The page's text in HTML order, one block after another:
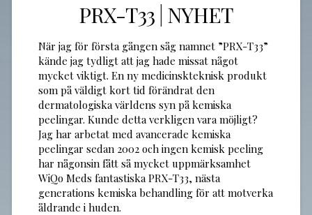
PRX-T33 | NYHET
När jag för första gången såg namnet ”PRX-T33”
kände jag tydligt att jag hade missat något
mycket viktigt. En ny medicinskteknisk produkt
som på väldigt kort tid förändrat den
dermatologiska världens syn på kemiska
peelingar. Kunde detta verkligen vara möjligt?
Jag har arbetat med avancerade kemiska
peelingar sedan 2002 och ingen kemisk peeling
har någonsin fått så mycket uppmärksamhet
WiQo Meds fantastiska PRX-T33, nästa
generations kemiska behandling för att motverka
åldrande i huden.